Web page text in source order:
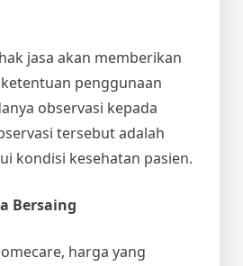
jasa akan memberikan
penggunaan
observasi kepada
tersebut adalah
kondisi kesehatan pasien.
Bersaing
harga yang